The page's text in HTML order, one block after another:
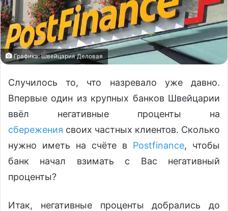
Графика: Швейцария Деловая
Случилось то, что назревало уже давно.
Впервые один из крупных банков Швейцарии
ввёл негативные проценты на
сбережения своих частных клиентов. Сколько
нужно иметь на счёте в Postfinance, чтобы
банк начал взимать с Вас негативный
проценты?
Итак, негативные проценты добрались до